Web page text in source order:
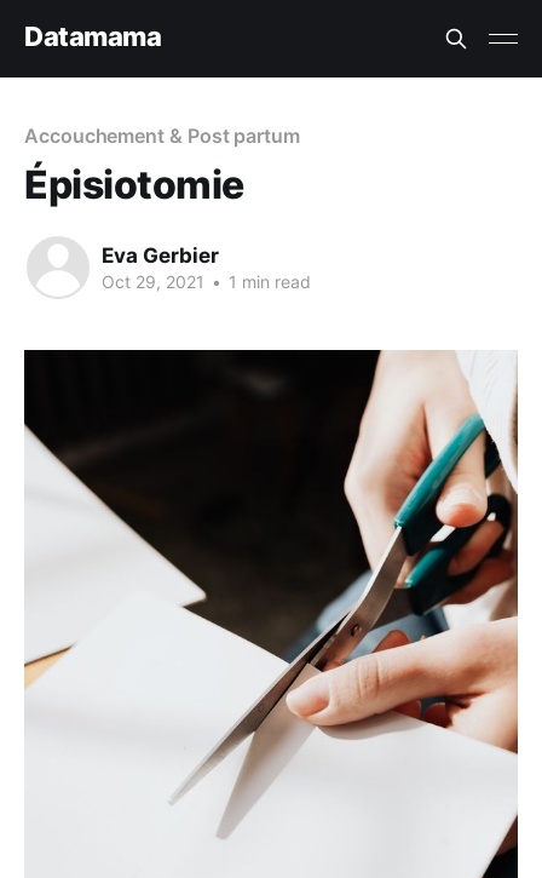
Datamama
Accouchement & Post partum
Épisiotomie
Eva Gerbier
Oct 29, 2021 • 1 min read